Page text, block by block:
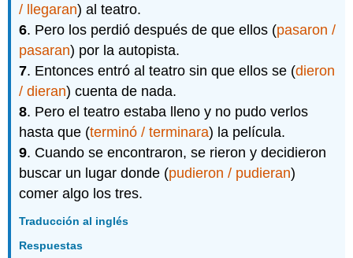
/ llegaran) al teatro.
6. Pero los perdió después de que ellos (pasaron /
pasaran) por la autopista.
7. Entonces entró al teatro sin que ellos se (dieron
/ dieran) cuenta de nada.
8. Pero el teatro estaba lleno y no pudo verlos
hasta que (terminó / terminara) la película.
9. Cuando se encontraron, se rieron y decidieron
buscar un lugar donde (pudieron / pudieran)
comer algo los tres.
Traducción al inglés
Respuestas